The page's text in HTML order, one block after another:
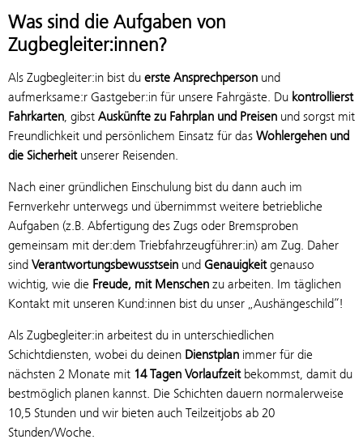
Was sind die Aufgaben von
Zugbegleiter:innen?
Als Zugbegleiter:in bist du erste Ansprechperson und
aufmerksame:r Gastgeber:in für unsere Fahrgäste. Du kontrollierst
Fahrkarten , gibst Auskünfte zu Fahrplan und Preisen und sorgst mit
Freundlichkeit und persönlichem Einsatz für das Wohlergehen und
die Sicherheit unserer Reisenden.
Nach einer gründlichen Einschulung bist du dann auch im
Fernverkehr unterwegs und übernimmst weitere betriebliche
Aufgaben (z.B. Abfertigung des Zugs oder Bremsproben
gemeinsam mit der:dem Triebfahrzeugführer:in) am Zug. Daher
sind Verantwortungsbewusstsein und Genauigkeitgenauso
wichtig, wie die Freude, mit Menschen zu arbeiten. Im täglichen
Kontakt mit unseren Kund:innen bist du unser „Aushängeschild“!
Als Zugbegleiter:in arbeitest du in unterschiedlichen
Schichtdiensten, wobei du deinen Dienstplan immer für die
nächsten 2 Monate mit 14 Tagen Vorlaufzeitbekommst, damit du
bestmöglich planen kannst. Die Schichten dauern normalerweise
10,5 Stunden und wir bieten auch Teilzeitjobs ab 20
Stunden/Woche.